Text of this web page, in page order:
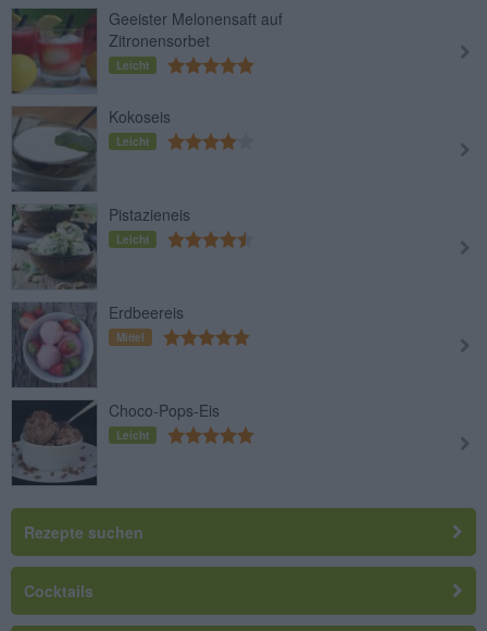
Geeister Melonensaft auf
Zitronensorbet
Leicht
Kokoseis
Leicht
Pistazieneis
Leicht
Erdbeereis
Mittel
Choco-Pops-Eis
Leicht
Rezepte suchen
Cocktails